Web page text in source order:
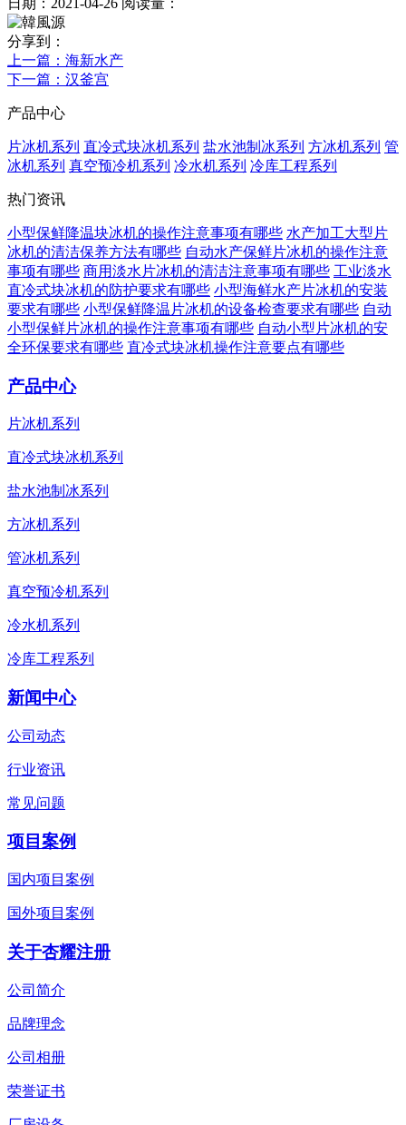
分享到：
上一篇 ：海新水产
下一篇 ：汉釜宫
产品中心
片冰机系列 直冷式块冰机系列 盐水池制冰系列 方冰机系列 管
冰机系列 真空预冷机系列 冷水机系列 冷库工程系列
热门资讯
小型保鲜降温块冰机的操作注意事项有哪些 水产加工大型片
冰机的清洁保养方法有哪些 自动水产保鲜片冰机的操作注意
事项有哪些 商用淡水片冰机的清洁注意事项有哪些 工业淡水
直冷式块冰机的防护要求有哪些 小型海鲜水产片冰机的安装
要求有哪些 小型保鲜降温片冰机的设备检查要求有哪些 自动
小型保鲜片冰机的操作注意事项有哪些 自动小型片冰机的安
全环保要求有哪些 直冷式块冰机操作注意要点有哪些
产品中心
片冰机系列
直冷式块冰机系列
盐水池制冰系列
方冰机系列
管冰机系列
真空预冷机系列
冷水机系列
冷库工程系列
新闻中心
公司动态
行业资讯
常见问题
项目案例
国内项目案例
国外项目案例
关于杏耀注册
公司简介
品牌理念
公司相册
荣誉证书